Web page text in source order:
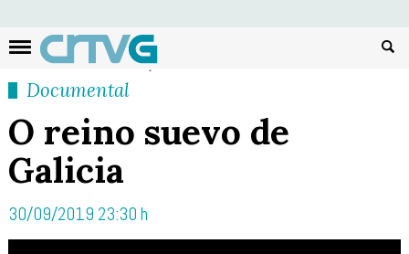
Documental
O reino suevo de
Galicia
30/09/2019 23:30 h